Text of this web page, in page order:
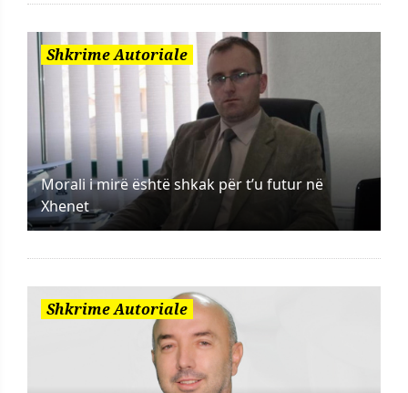
Shkrime Autoriale
Morali i mirë është shkak për t’u futur në
Xhenet
Shkrime Autoriale